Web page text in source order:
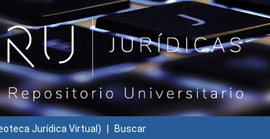
Jurídica Virtual) Buscar